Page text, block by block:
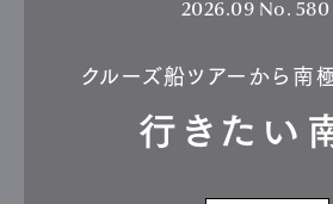
2026.09 No. 580
クルーズ船ツアーから南
行きたい